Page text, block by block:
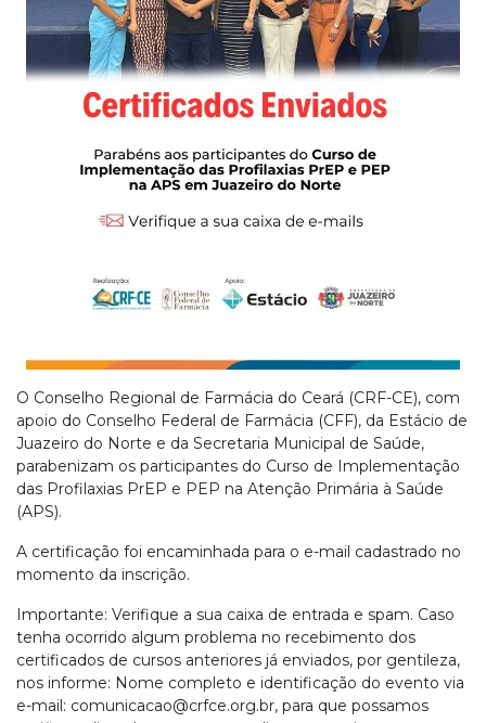
O Conselho Regional de Farmácia do Ceará (CRF-CE), com
apoio do Conselho Federal de Farmácia (CFF), da Estácio de
Juazeiro do Norte e da Secretaria Municipal de Saúde,
parabenizam os participantes do Curso de Implementação
das Profilaxias PrEP e PEP na Atenção Primária à Saúde
(APS).
A certificação foi encaminhada para o e-mail cadastrado no
momento da inscrição.
Importante: Verifique a sua caixa de entrada e spam. Caso
tenha ocorrido algum problema no recebimento dos
certificados de cursos anteriores já enviados, por gentileza,
nos informe: Nome completo e identificação do evento via
e-mail: comunicacao@crfce.org.br, para que possamos